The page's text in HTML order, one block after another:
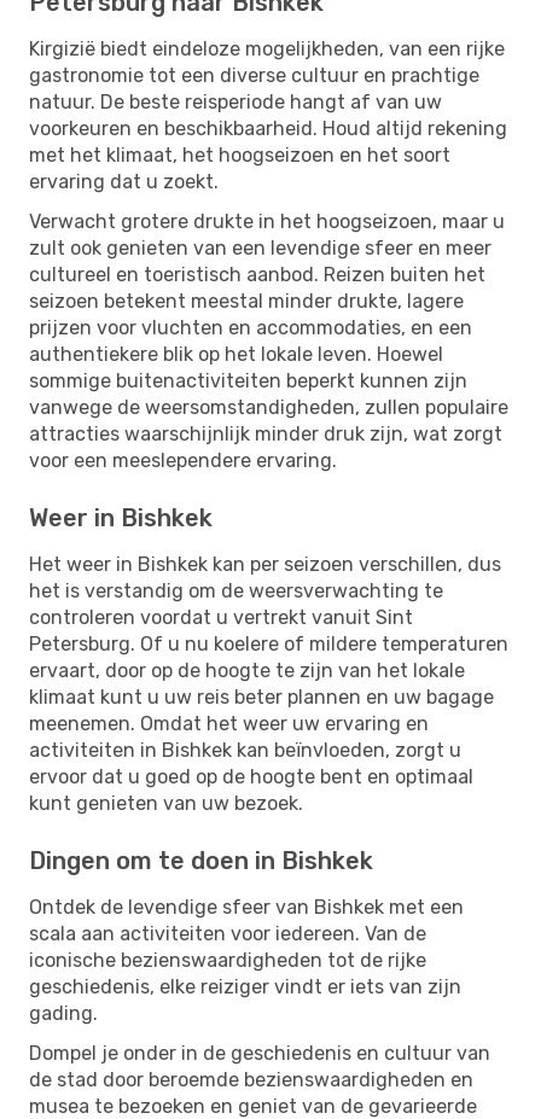
Kirgizië biedt eindeloze mogelijkheden, van een rijke
gastronomie tot een diverse cultuur en prachtige
natuur. De beste reisperiode hangt af van uw
voorkeuren en beschikbaarheid. Houd altijd rekening
met het klimaat, het hoogseizoen en het soort
ervaring dat u zoekt.
Verwacht grotere drukte in het hoogseizoen, maar u
zult ook genieten van een levendige sfeer en meer
cultureel en toeristisch aanbod. Reizen buiten het
seizoen betekent meestal minder drukte, lagere
prijzen voor vluchten en accommodaties, en een
authentiekere blik op het lokale leven. Hoewel
sommige buitenactiviteiten beperkt kunnen zijn
vanwege de weersomstandigheden, zullen populaire
attracties waarschijnlijk minder druk zijn, wat zorgt
voor een meeslependere ervaring.
Weer in Bishkek
Het weer in Bishkek kan per seizoen verschillen, dus
het is verstandig om de weersverwachting te
controleren voordat u vertrekt vanuit Sint
Petersburg. Of u nu koelere of mildere temperaturen
ervaart, door op de hoogte te zijn van het lokale
klimaat kunt u uw reis beter plannen en uw bagage
meenemen. Omdat het weer uw ervaring en
activiteiten in Bishkek kan beïnvloeden, zorgt u
ervoor dat u goed op de hoogte bent en optimaal
kunt genieten van uw bezoek.
Dingen om te doen in Bishkek
Ontdek de levendige sfeer van Bishkek met een
scala aan activiteiten voor iedereen. Van de
iconische bezienswaardigheden tot de rijke
geschiedenis, elke reiziger vindt er iets van zijn
gading.
Dompel je onder in de geschiedenis en cultuur van
de stad door beroemde bezienswaardigheden en
musea te bezoeken en geniet van de gevarieerde